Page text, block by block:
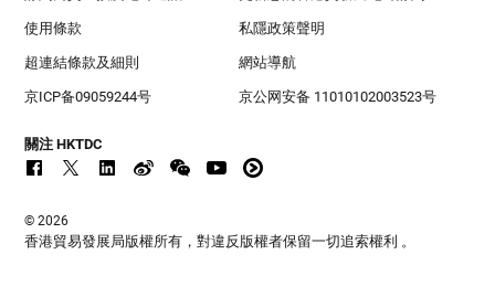
使用條款 私隱政策聲明
超連結條款及細則 網站導航
京ICP备09059244号 京公网安备 11010102003523号
關注 HKTDC
© 2026
香港貿易發展局版權所有，對違反版權者保留一切追索權利 。